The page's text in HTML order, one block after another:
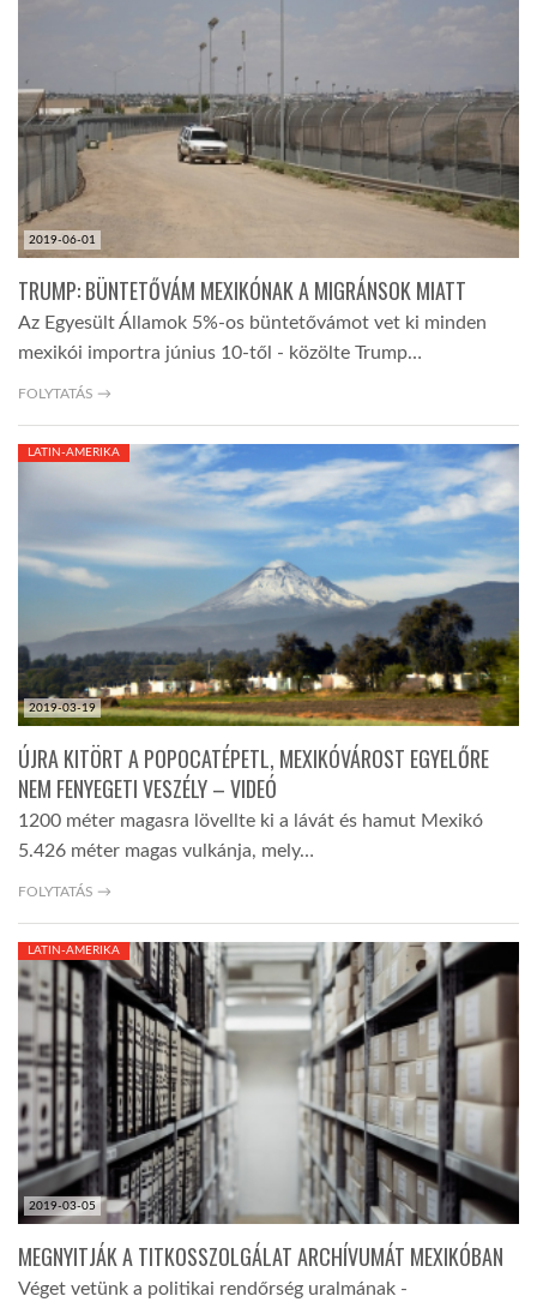
LATIMO.HU
GLOBOBOOK
2019-06-01
TRUMP: BÜNTETŐVÁM MEXIKÓNAK A MIGRÁNSOK MIATT
Az Egyesült Államok 5%-os büntetővámot vet ki minden
mexikói importra június 10-től - közölte Trump…
FOLYTATÁS →
2019-03-19
LATIN-AMERIKA
ÚJRA KITÖRT A POPOCATÉPETL, MEXIKÓVÁROST EGYELŐRE
NEM FENYEGETI VESZÉLY – VIDEÓ
1200 méter magasra lövellte ki a lávát és hamut Mexikó
5.426 méter magas vulkánja, mely…
FOLYTATÁS →
2019-03-05
LATIN-AMERIKA
MEGNYITJÁK A TITKOSSZOLGÁLAT ARCHÍVUMÁT MEXIKÓBAN
Véget vetünk a politikai rendőrség uralmának -